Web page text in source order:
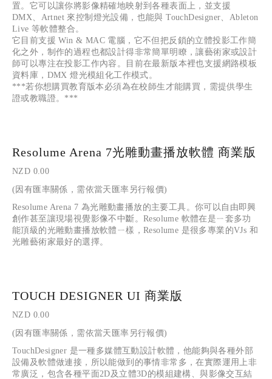
置。它可以讓你將影像精確地映射到各種表面上，並支援
DMX、Artnet 來控制燈光設備，也能與 TouchDesigner、Ableton
Live 等軟體整合。
它目前支援 Win & MAC 電腦，它不但把反鎖的立體投影工作簡
化之外，制作的過程也都設計得非常簡單明瞭，讓藝術家或設計
師可以專注在投影工作內容。目前在最新版本裡也支援網路模板
資料庫，DMX 燈光模組化工作模式。
***若你想購買教育版本必須為在校師生才能購買，需提供學生
證或教職證。***
Resolume Arena 7光雕動畫播放軟體 商業版
NZD 0.00
(因有匯率關係，需依當天匯率另行報價)
Resolume Arena 7 為光雕動畫播放的主要工具。你可以自由即興
創作甚至讓現場視覺影像不中斷。Resolume 軟體在是ㄧ套多功
能頂級的光雕動畫播放軟體ㄧ樣，Resolume 是很多專業的VJs 和
光雕藝術家最好的選擇。
TOUCH DESIGNER UI 商業版
NZD 0.00
(因有匯率關係，需依當天匯率另行報價)
TouchDesigner 是一種多媒體互動設計軟體，他能夠與各種外部
設備及軟體做連接，所以能做到的事情非常多，在實際運用上非
常廣泛，包含各種平面2D及立體3D的模組建構、與影像交互結